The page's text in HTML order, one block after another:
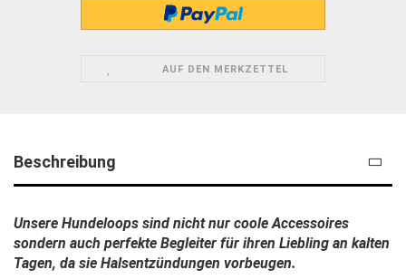
AUF DEN MERKZETTEL
Beschreibung
Unsere Hundeloops sind nicht nur coole Accessoires
sondern auch perfekte Begleiter für ihren Liebling an kalten
Tagen, da sie Halsentzündungen vorbeugen.